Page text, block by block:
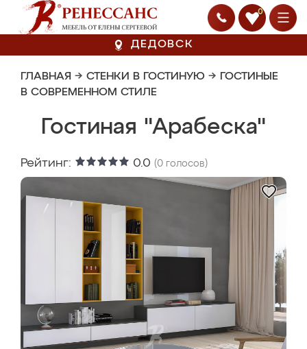
0
ДЕДОВСК
ГЛАВНАЯ → СТЕНКИ В ГОСТИНУЮ → ГОСТИНЫЕ
В СОВРЕМЕННОМ СТИЛЕ
Гостиная "Арабеска"
Рейтинг: 0.0 (0 голосов)